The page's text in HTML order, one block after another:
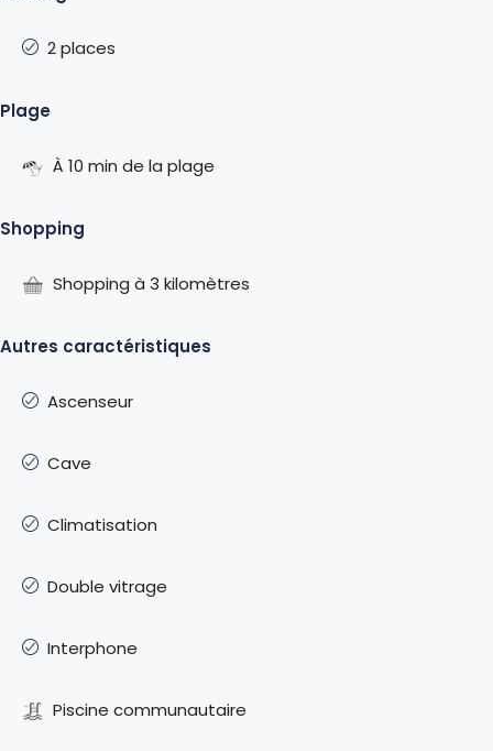
2 places
Plage
À 10 min de la plage
Shopping
Shopping à 3 kilomètres
Autres caractéristiques
Ascenseur
Cave
Climatisation
Double vitrage
Interphone
Piscine communautaire